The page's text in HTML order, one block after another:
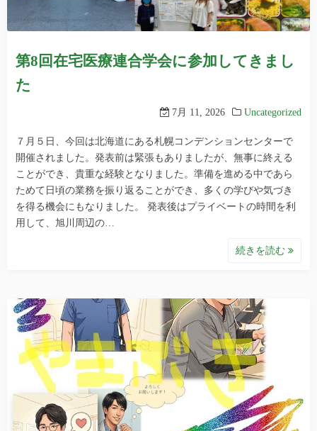
第8回在宅医療連合学会に参加してきまし
た
7月 11, 2026 Uncategorized
７月５日、今回は北海道にある札幌コンデンションセンターで
開催されました。発表前は緊張もありましたが、無事に終える
ことができ、貴重な経験となりました。準備を進める中であら
ためて日頃の業務を振り返ることができ、多くの学びや気づき
を得る機会にもなりました。 発表後はプライベートの時間を利
用して、旭川周辺の…
続きを読む